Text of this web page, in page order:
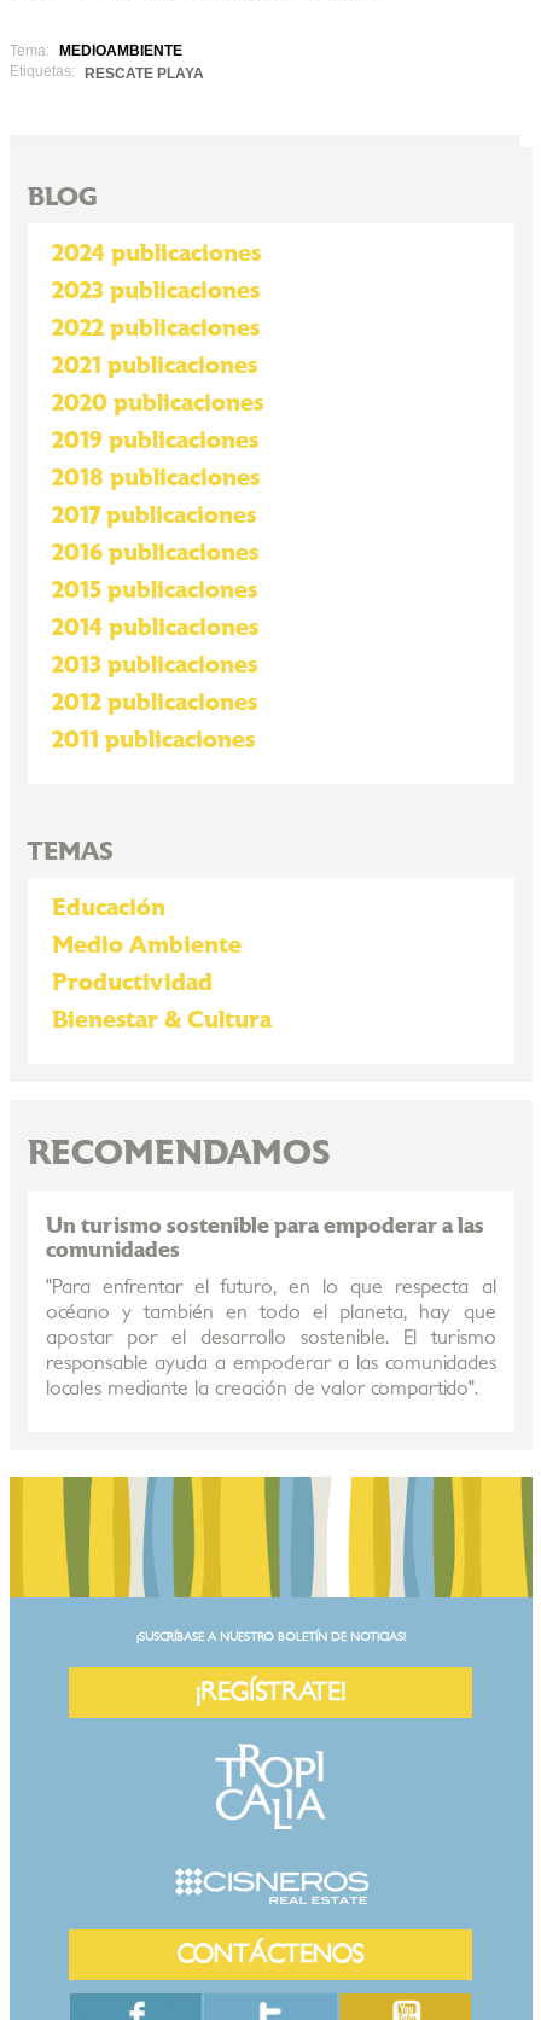
Tema:
MEDIOAMBIENTE
Etiquetas:
RESCATE PLAYA
BLOG
2024 publicaciones
2023 publicaciones
2022 publicaciones
2021 publicaciones
2020 publicaciones
2019 publicaciones
2018 publicaciones
2017 publicaciones
2016 publicaciones
2015 publicaciones
2014 publicaciones
2013 publicaciones
2012 publicaciones
2011 publicaciones
TEMAS
Educación
Medio Ambiente
Productividad
Bienestar & Cultura
RECOMENDAMOS
Un turismo sostenible para empoderar a las
comunidades
"Para enfrentar el futuro, en lo que respecta al
océano y también en todo el planeta, hay que
apostar por el desarrollo sostenible. El turismo
responsable ayuda a empoderar a las comunidades
locales mediante la creación de valor compartido".
¡SUSCRÍBASE A NUESTRO BOLETÍN DE NOTICIAS!
¡REGÍSTRATE!
CONTÁCTENOS